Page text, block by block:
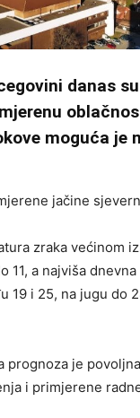
danas
moguća je
jačine
zraka većinom
11, a najviša
19 i 25, na jugu do
prognoza je
i primjerene